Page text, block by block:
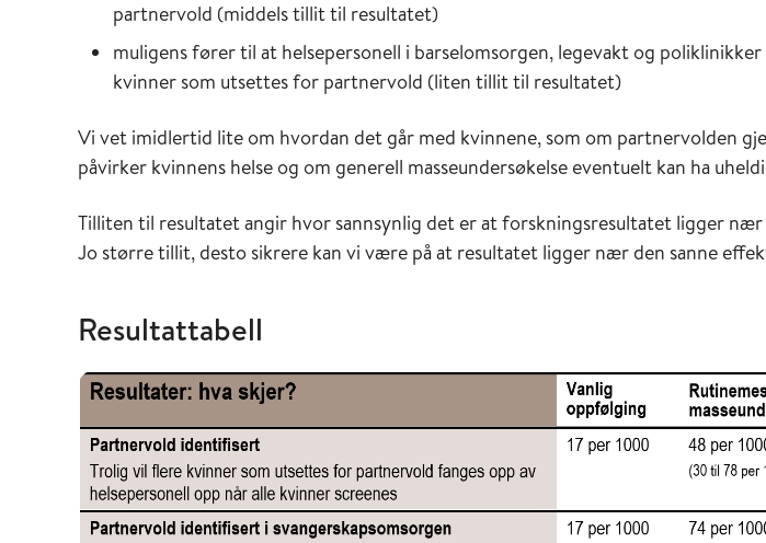
partnervold (middels tillit til resultatet)
muligens fører til at helsepersonell i barselomsorgen, legevakt og
kvinner som utsettes for partnervold (liten tillit til resultatet)
Vi vet imidlertid lite om hvordan det går med kvinnene, som om partnervolden
påvirker kvinnens helse og om generell masseundersøkelse eventuelt kan ha
Tilliten til resultatet angir hvor sannsynlig det er at forskningsresultatet ligger
Jo større tillit, desto sikrere kan vi være på at resultatet ligger nær den sanne
Resultattabell